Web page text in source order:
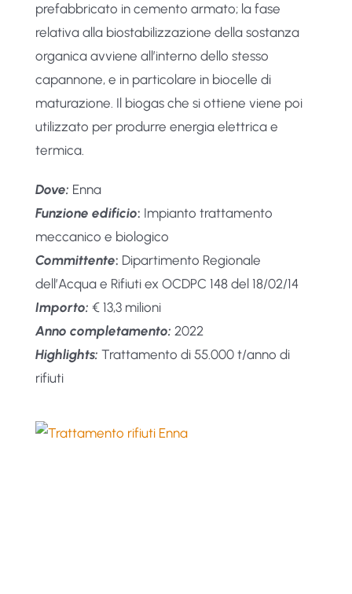
prefabbricato in cemento armato; la fase
relativa alla biostabilizzazione della sostanza
organica avviene all’interno dello stesso
capannone, e in particolare in biocelle di
maturazione. Il biogas che si ottiene viene poi
utilizzato per produrre energia elettrica e
termica.
Dove: Enna
Funzione edificio: Impianto trattamento
meccanico e biologico
Committente: Dipartimento Regionale
dell’Acqua e Rifiuti ex OCDPC 148 del 18/02/14
Importo: € 13,3 milioni
Anno completamento: 2022
Highlights: Trattamento di 55.000 t/anno di
rifiuti